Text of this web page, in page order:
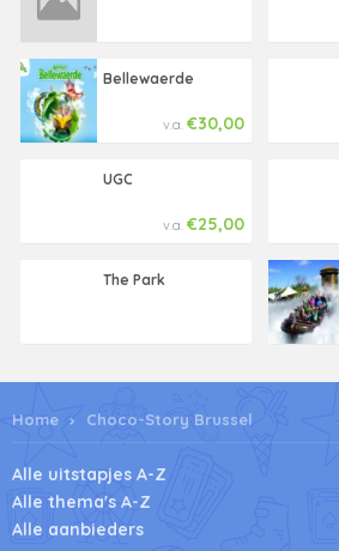
Bellewaerde
v.a. €30,00
UGC
v.a. €25,00
The Park
Home Choco-Story Brussel
Alle uitstapjes A-Z
Alle thema's A-Z
Alle aanbieders